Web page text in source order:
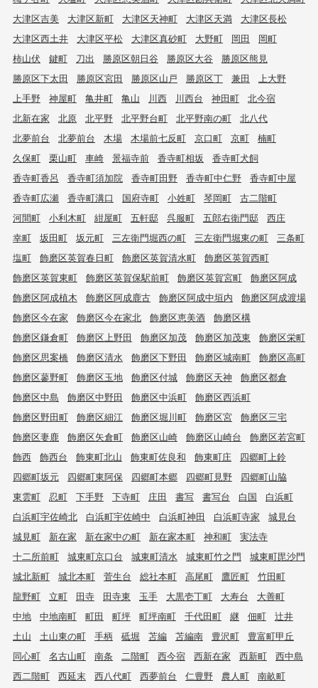
大津区吉美
大津区新町 大津区天神町 大津区天満
大津区長松
大津区西土井
大津区平松 大津区真砂町 大野町 岡田
岡町
柿山伏
鍵町 刀出 勝原区朝日谷 勝原区大谷
勝原区熊見
勝原区下太田
勝原区宮田 勝原区山戸 勝原区丁 兼田
上大野
上手野
神屋町 亀井町 亀山 川西 川西台 神田町
北今宿
北新在家
北原 北平野 北平野台町 北平野南の町
北八代
北夢前台
北夢前台 木場 木場前七反町 京口町 京町
楠町
久保町
栗山町 車崎 景福寺前 香寺町相坂
香寺町犬飼
香寺町香呂
香寺町須加院 香寺町田野 香寺町中仁野
香寺町中屋
香寺町広瀬
香寺町溝口 国府寺町 小姓町 琴岡町
古二階町
河間町
小利木町 紺屋町 五軒邸 呉服町 五郎右衛門邸
西庄
幸町
坂田町 坂元町 三左衛門堀西の町 三左衛門堀東の町
三条町
塩町
飾磨区英賀春日町 飾磨区英賀清水町
飾磨区英賀西町
飾磨区英賀東町
飾磨区英賀保駅前町 飾磨区英賀宮町
飾磨区阿成
飾磨区阿成植木
飾磨区阿成鹿古 飾磨区阿成中垣内
飾磨区阿成渡場
飾磨区今在家
飾磨区今在家北 飾磨区恵美酒
飾磨区構
飾磨区鎌倉町
飾磨区上野田 飾磨区加茂 飾磨区加茂東
飾磨区栄町
飾磨区思案橋
飾磨区清水 飾磨区下野田 飾磨区城南町
飾磨区高町
飾磨区蓼野町
飾磨区玉地 飾磨区付城 飾磨区天神
飾磨区都倉
飾磨区中島
飾磨区中野田 飾磨区中浜町
飾磨区西浜町
飾磨区野田町
飾磨区細江 飾磨区堀川町 飾磨区宮
飾磨区三宅
飾磨区妻鹿
飾磨区矢倉町 飾磨区山崎 飾磨区山崎台
飾磨区若宮町
飾西
飾西台 飾東町北山 飾東町佐良和 飾東町庄
四郷町上鈴
四郷町坂元
四郷町東阿保 四郷町本郷 四郷町見野
四郷町山脇
東雲町
忍町 下手野 下寺町 庄田 書写 書写台 白国
白浜町
白浜町宇佐崎北
白浜町宇佐崎中 白浜町神田 白浜町寺家
城見台
城見町
新在家 新在家中の町 新在家本町 神和町
実法寺
十二所前町
城東町京口台 城東町清水 城東町竹之門
城東町毘沙門
城北新町
城北本町 菅生台 総社本町 高尾町 鷹匠町
竹田町
龍野町
立町 田寺 田寺東 玉手 大黒壱丁町 大寿台
大善町
中地
中地南町 町田 町坪 町坪南町 千代田町 継 佃町
辻井
土山
土山東の町 手柄 砥堀 苫編 苫編南 豊沢町
豊富町甲丘
同心町
名古山町 南条 二階町 西今宿 西新在家 西新町
西中島
西二階町
西延末 西八代町 西夢前台 仁豊野 農人町
南畝町